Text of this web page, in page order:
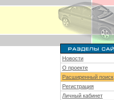
Новости
О проекте
Расширенный поиск
Регистрация
Личный кабинет